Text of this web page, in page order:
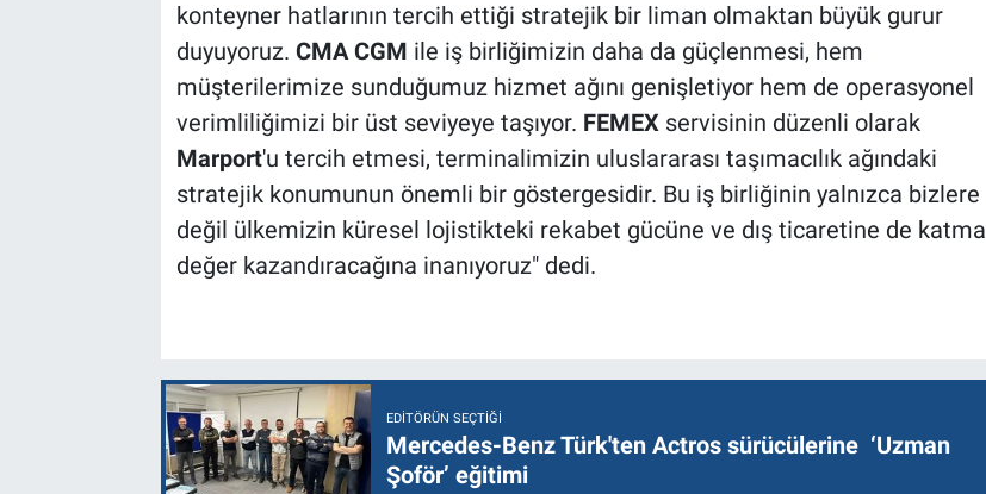
konteyner hatlarının tercih ettiği stratejik bir liman olmaktan büyük gurur
duyuyoruz. CMA CGM ile iş birliğimizin daha da güçlenmesi, hem
müşterilerimize sunduğumuz hizmet ağını genişletiyor hem de operasyonel
verimliliğimizi bir üst seviyeye taşıyor. FEMEXservisinin düzenli olarak
Marport'u tercih etmesi, terminalimizin uluslararası taşımacılık ağındaki
stratejik konumunun önemli bir göstergesidir. Bu iş birliğinin yalnızca bizlere
değil ülkemizin küresel lojistikteki rekabet gücüne ve dış ticaretine de katma
değer kazandıracağına inanıyoruz" dedi.
EDITÖRÜN SEÇTIĞI
Mercedes-Benz Türk'ten Actros sürücülerine ‘Uzman
Şoför’ eğitimi